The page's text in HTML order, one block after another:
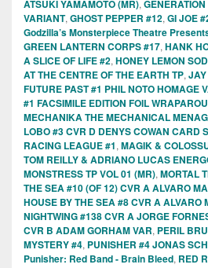
ATSUKI YAMAMOTO (MR),
VARIANT, GHOST PEPPER #12, GI JOE
Godzilla’s Monsterpiece Theatre
GREEN LANTERN CORPS #17, HANK
A SLICE OF LIFE #2, HONEY LEMON
AT THE CENTRE OF THE EARTH TP,
FUTURE PAST #1 PHIL NOTO HOMAGE
#1 FACSIMILE EDITION FOIL
MECHANIKA THE MECHANICAL
LOBO #3 CVR D DENYS COWAN CARD
RACING LEAGUE #1, MAGIK &
TOM REILLY & ADRIANO LUCAS
MONSTRESS TP VOL 01 (MR), MORTAL
THE SEA #10 (OF 12) CVR A ALVARO
HOUSE BY THE SEA #8 CVR A ALVARO
NIGHTWING #138 CVR A JORGE
CVR B ADAM GORHAM VAR, PERIL
MYSTERY #4, PUNISHER #4 JONAS
Punisher: Red Band - Brain Bleed, RED